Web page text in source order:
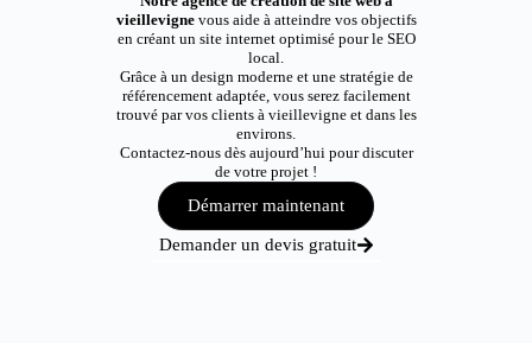
vieillevignevous aide à atteindre vos objectifs
en créant un site internet optimisé pour le SEO
local.
Grâce à un design moderne et une stratégie de
référencement adaptée, vous serez facilement
trouvé par vos clients à vieillevigne et dans les
environs.
Contactez-nous dès aujourd’hui pour discuter
de votre projet !
Démarrer maintenant
Demander un devis gratuit